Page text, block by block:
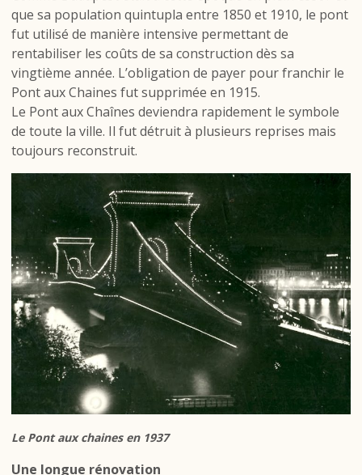
que sa population quintupla entre 1850 et 1910, le pont
fut utilisé de manière intensive permettant de
rentabiliser les coûts de sa construction dès sa
vingtième année. L’obligation de payer pour franchir le
Pont aux Chaines fut supprimée en 1915.
Le Pont aux Chaînes deviendra rapidement le symbole
de toute la ville. Il fut détruit à plusieurs reprises mais
toujours reconstruit.
Le Pont aux chaines en 1937
Une longue rénovation